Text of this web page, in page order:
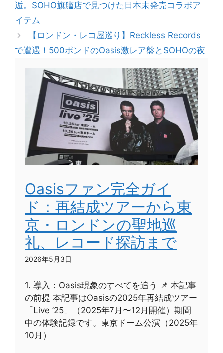
逅。SOHO旗艦店で見つけた日本未発売コラボア
イテム
【ロンドン・レコ屋巡り】Reckless Records
で遭遇！500ポンドのOasis激レア盤とSOHOの夜
Oasisファン完全ガイ
ド：再結成ツアーから東
京・ロンドンの聖地巡
礼、レコード探訪まで
2026年5月3日
1. 導入：Oasis現象のすべてを追う 📌 本記事
の前提 本記事はOasisの2025年再結成ツアー
「Live ’25」（2025年7月〜12月開催）期間
中の体験記録です。東京ドーム公演（2025年
10月）